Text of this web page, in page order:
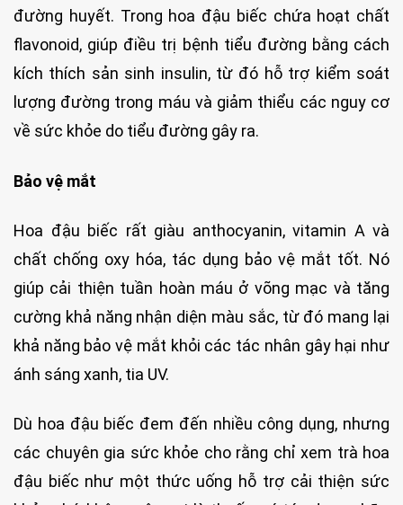
đường huyết. Trong hoa đậu biếc chứa hoạt chất
flavonoid, giúp điều trị bệnh tiểu đường bằng cách
kích thích sản sinh insulin, từ đó hỗ trợ kiểm soát
lượng đường trong máu và giảm thiểu các nguy cơ
về sức khỏe do tiểu đường gây ra.
Bảo vệ mắt
Hoa đậu biếc rất giàu anthocyanin, vitamin A và
chất chống oxy hóa, tác dụng bảo vệ mắt tốt. Nó
giúp cải thiện tuần hoàn máu ở võng mạc và tăng
cường khả năng nhận diện màu sắc, từ đó mang lại
khả năng bảo vệ mắt khỏi các tác nhân gây hại như
ánh sáng xanh, tia UV.
Dù hoa đậu biếc đem đến nhiều công dụng, nhưng
các chuyên gia sức khỏe cho rằng chỉ xem trà hoa
đậu biếc như một thức uống hỗ trợ cải thiện sức